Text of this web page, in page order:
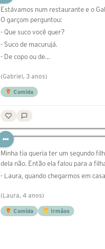
Estávamos num restaurante e o
O garçom perguntou:
- Que suco você quer?
- Suco de macurujá.
- De copo ou de…
(Gabriel, 3 anos)
Comida
Minha tia queria ter um segundo
dela não. Então ela falou para a
- Laura, quando chegarmos em
(Laura, 4 anos)
Comida Irmãos